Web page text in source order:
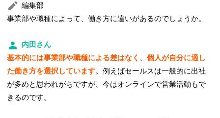
編集部
事業部や職種によって、働き方に違いがあるのでしょうか。
内田さん
基本的には事業部や職種による差はなく、個人が自分に適し
た働き方を選択しています。例えばセールスは一般的に出社
が多めと思われがちですが、今はオンラインで営業活動もで
きるのです。